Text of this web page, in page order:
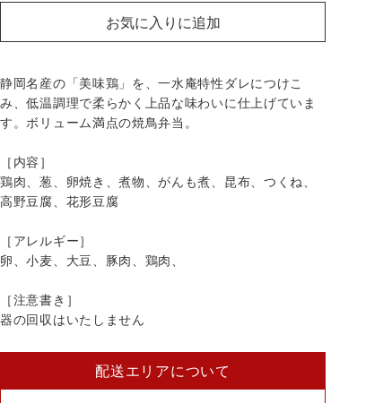
お気に入りに追加
静岡名産の「美味鶏」を、一水庵特性ダレにつけこ
み、低温調理で柔らかく上品な味わいに仕上げていま
す。ボリューム満点の焼鳥弁当。
［内容］
鶏肉、葱、卵焼き、煮物、がんも煮、昆布、つくね、
高野豆腐、花形豆腐
［アレルギー］
卵、小麦、大豆、豚肉、鶏肉、
［注意書き］
器の回収はいたしません
配送エリアについて